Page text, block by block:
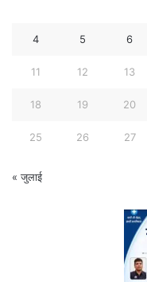
4 5 6
11 12 13
18 19 20
25 26 27
« जुलाई